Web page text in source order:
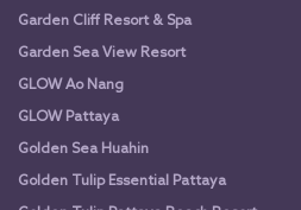
Garden Cliff Resort & Spa
Garden Sea View Resort
GLOW Ao Nang
GLOW Pattaya
Golden Sea Huahin
Golden Tulip Essential Pattaya